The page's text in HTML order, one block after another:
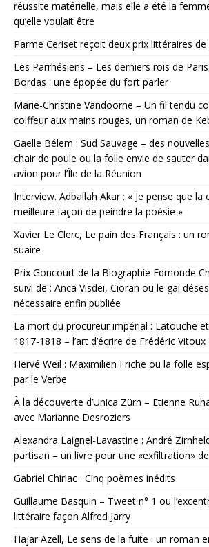
réussite matérielle, mais elle a été la
qu’elle voulait être
Parme Ceriset reçoit deux prix littéraires de
Les Parrhésiens – Les derniers rois de
Bordas : une épopée du fort parler
Marie-Christine Vandoorne – Un fil tendu
coiffeur aux mains rouges, un roman de
Gaëlle Bélem : Sud Sauvage – des
chair de poule ou la folle envie de sauter
avion pour l’Île de la Réunion
Interview. Adballah Akar : « Je pense que la
meilleure façon de peindre la poésie »
Xavier Le Clerc, Le pain des Français : un
suaire
Prix Goncourt de la Biographie Edmonde
suivi de : Anca Visdei, Cioran ou le gai
nécessaire enfin publiée
La mort du procureur impérial : Latouche et
1817-1818 – l’art d’écrire de Frédéric Vitoux
Hervé Weil : Maximilien Friche ou la folle
par le Verbe
À la découverte d’Unica Zürn – Etienne
avec Marianne Desroziers
Alexandra Laignel-Lavastine : André
partisan – un livre pour une «exfiltration» de
Gabriel Chiriac : Cinq poèmes inédits
Guillaume Basquin – Tweet n° 1 ou
littéraire façon Alfred Jarry
Hajar Azell, Le sens de la fuite : un roman